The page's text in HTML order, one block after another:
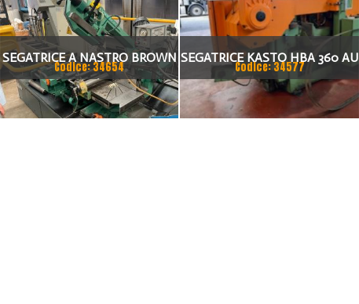
SEGATRICE A NASTRO BROWN
270/S
Codice: 34654
SEGATRICE KASTO HBA 360 AU
NUMERO DI SERIE 108
Codice: 34577